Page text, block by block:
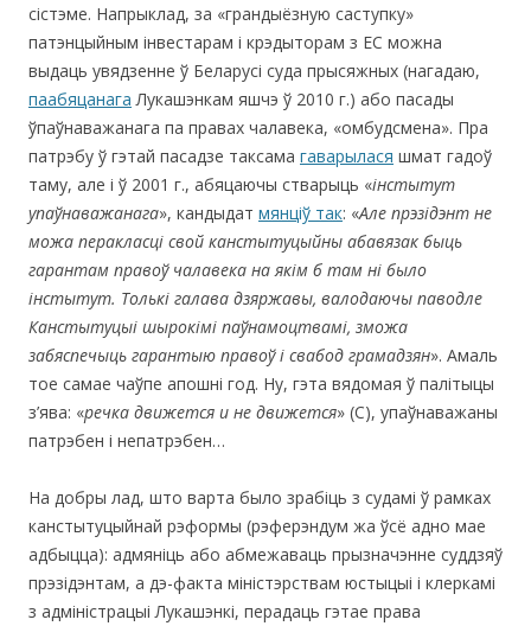
сістэме. Напрыклад, за «грандыёзную саступку»
патэнцыйным інвестарам і крэдыторам з ЕС можна
выдаць увядзенне ў Беларусі суда прысяжных (нагадаю,
паабяцанага Лукашэнкам яшчэ ў 2010 г.) або пасады
ўпаўнаважанага па правах чалавека, «омбудсмена». Пра
патрэбу ў гэтай пасадзе таксама гаварылася шмат гадоў
таму, але і ў 2001 г., абяцаючы стварыць «інстытут
упаўнаважанага», кандыдат мянціў так: «Але прэзідэнт не
можа перакласці свой канстытуцыйны абавязак быць
гарантам правоў чалавека на якім б там ні было
інстытут. Толькі галава дзяржавы, валодаючы паводле
Канстытуцыі шырокімі паўнамоцтвамі, зможа
забяспечыць гарантыю правоў і свабод грамадзян». Амаль
тое самае чаўпе апошні год. Ну, гэта вядомая ў палітыцы
з’ява: «речка движется и не движется» (С), упаўнаважаны
патрэбен і непатрэбен…
На добры лад, што варта было зрабіць з судамі ў рамках
канстытуцыйнай рэформы (рэферэндум жа ўсё адно мае
адбыцца): адмяніць або абмежаваць прызначэнне суддзяў
прэзідэнтам, а дэ-факта міністэрствам юстыцыі і клеркамі
з адміністрацыі Лукашэнкі, перадаць гэтае права